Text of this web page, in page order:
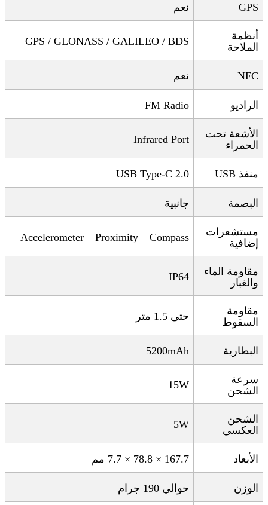
GPS نعم
أنظمة
الملاحة
GPS / GLONASS / GALILEO / BDS
NFC نعم
الراديو FM Radio
الأشعة تحت
الحمراء
Infrared Port
منفذ USB
USB Type-C 2.0
البصمة جانبية
مستشعرات
إضافية
Accelerometer – Proximity – Compass
مقاومة الماء
والغبار
IP64
مقاومة
السقوط
حتى 1.5 متر
البطارية 5200mAh
سرعة
الشحن
15W
الشحن
العكسي
5W
الأبعاد 167.7 × 78.8 × 7.7 مم
الوزن حوالي 190 جرام